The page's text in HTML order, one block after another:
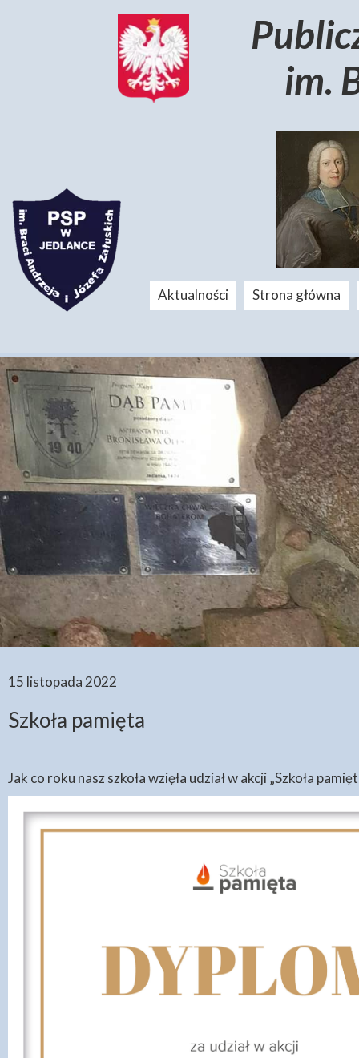
15 listopada 2022
Szkoła pamięta
Jak co roku nasz szkoła wzięła udział w akcji „Szkoła
Aktualności Strona główna
im.